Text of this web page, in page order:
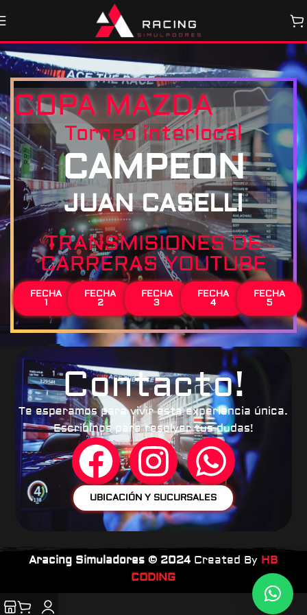
COPA MAZDA
Torneo interlocal
CAMPEON
JUAN CASELLI
TRANSMISIONES DE
CARRERAS YOUTUBE
FECHA
1
FECHA
2
FECHA
3
FECHA
4
FECHA
5
Contacto!
Te esperamos para vivir esta experiencia única.
Escribinos para resolver tus dudas!
UBICACIÓN Y SUCURSALES
Aracing Simuladores © 2024 Created By HB
CODING